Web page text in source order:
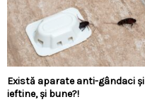
Există aparate anti-gândaci și
ieftine, și bune?!